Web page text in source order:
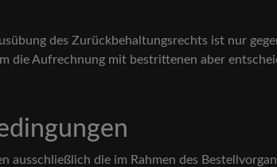
des Zurückbehaltungsrechts ist nur
die Aufrechnung mit bestrittenen aber
ausschließlich die im Rahmen des